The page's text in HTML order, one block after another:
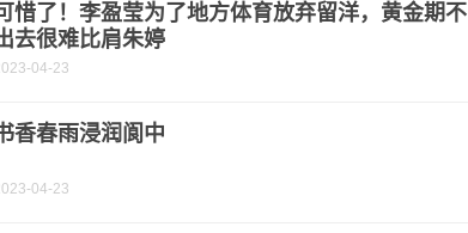
惜了！李盈莹为了地方体育放弃留洋，黄金期不
去很难比肩朱婷
04-23
香春雨浸润阆中
04-23